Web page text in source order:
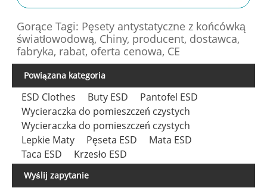
Gorące Tagi: Pęsety antystatyczne z końcówką
światłowodową, Chiny, producent, dostawca,
fabryka, rabat, oferta cenowa, CE
Powiązana kategoria
ESD Clothes Buty ESD
Pantofel ESD
Wycieraczka do pomieszczeń czystych
Wycieraczka do pomieszczeń czystych
Lepkie Maty
Pęseta ESD
Mata ESD
Taca ESD
Krzesło ESD
Wyślij zapytanie